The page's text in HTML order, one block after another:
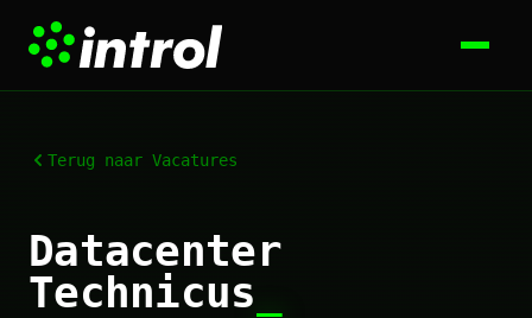
Terug naar Vacatures
Datacenter
Technicus